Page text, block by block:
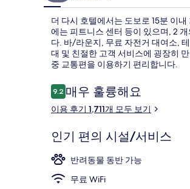
더 다시 호텔에서는 도보로 15분 이
에는 피트니스 센터 등이 있으며, 2
다. 바/라운지, 무료 자전거 대여소,
대 및 친절한 고객 서비스에 굉장히
중 교통편을 이용하기 편리합니다.
이
용
후
9.210점 만점 중 9.2점.
매우 훌륭해요
이용 후기 1,711개 모두 보기
인기 편의 시설/서비스
반려동물 동반 가능
무료 WiFi